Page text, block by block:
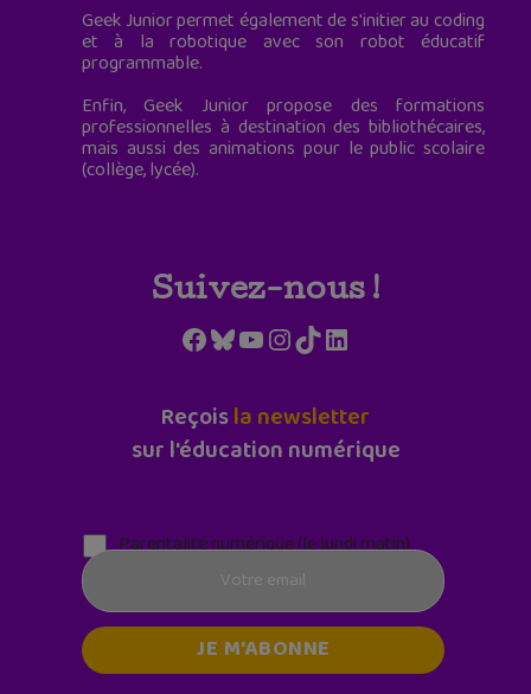
Geek Junior permet également de s'initier au coding
et à la robotique avec son robot éducatif
programmable.
Enfin, Geek Junior propose des formations
professionnelles à destination des bibliothécaires,
mais aussi des animations pour le public scolaire
(collège, lycée).
Suivez-nous !
Facebook
Bluesky
YouTube
Instagram
TikTokLinkedIn
Reçoisla newsletter
sur l'éducation numérique
Parentalité numérique (le lundi matin)